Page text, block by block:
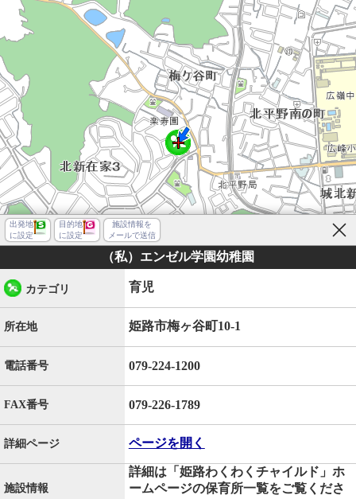
出発地
に設定
目的地
に設定
施設情報を
メールで送信
（私）エンゼル学園幼稚園
カテゴリ 育児
所在地 姫路市梅ヶ谷町10-1
電話番号 079-224-1200
FAX番号 079-226-1789
詳細ページ ページを開く
施設情報
詳細は「姫路わくわくチャイルド」ホ
ームページの保育所一覧をご覧くださ